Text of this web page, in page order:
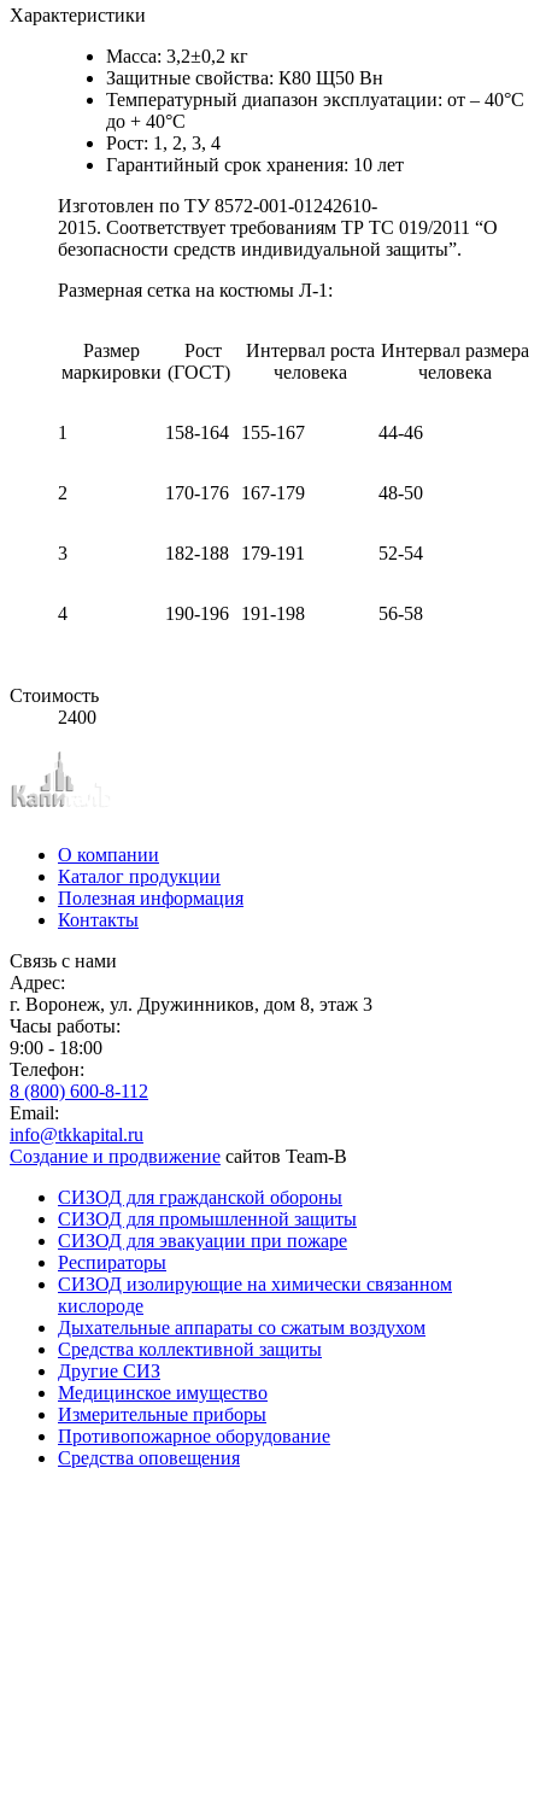
Характеристики
Масса: 3,2±0,2 кг
Защитные свойства: К80 Щ50 Вн
Температурный диапазон эксплуатации: от – 40°С
до + 40°С
Рост: 1, 2, 3, 4
Гарантийный срок хранения: 10 лет
Изготовлен по ТУ 8572-001-01242610-
2015. Соответствует требованиям ТР ТС 019/2011 “О
безопасности средств индивидуальной защиты”.
Размерная сетка на костюмы Л-1:
Размер
маркировки
Рост
(ГОСТ)
Интервал роста
человека
Интервал размера
человека
1 158-164 155-167 44-46
2 170-176 167-179 48-50
3 182-188 179-191 52-54
4 190-196 191-198 56-58
Стоимость
2400
О компании
Каталог продукции
Полезная информация
Контакты
Связь с нами
Адрес:
г. Воронеж, ул. Дружинников, дом 8, этаж 3
Часы работы:
9:00 - 18:00
Телефон:
8 (800) 600-8-112
Email:
info@tkkapital.ru
Создание и продвижение сайтов Team-B
СИЗОД для гражданской обороны
СИЗОД для промышленной защиты
СИЗОД для эвакуации при пожаре
Респираторы
СИЗОД изолирующие на химически связанном
кислороде
Дыхательные аппараты со сжатым воздухом
Средства коллективной защиты
Другие СИЗ
Медицинское имущество
Измерительные приборы
Противопожарное оборудование
Средства оповещения